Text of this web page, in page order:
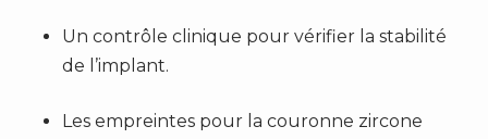
Un contrôle clinique pour vérifier la stabilité
de l’implant.
Les empreintes pour la couronne zircone